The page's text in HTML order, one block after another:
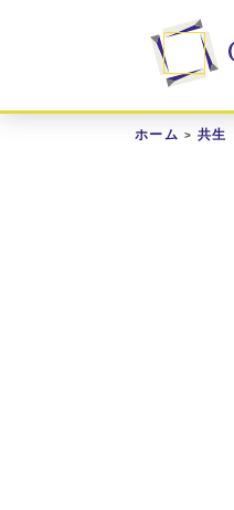
ホーム 共生